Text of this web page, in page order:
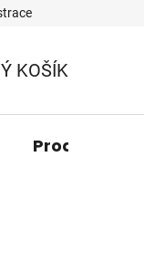
KOŠÍK
Prodávané